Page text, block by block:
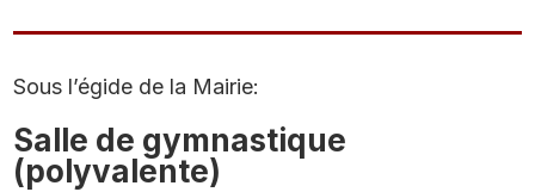
Sous l’égide de la Mairie:
Salle de gymnastique
(polyvalente)